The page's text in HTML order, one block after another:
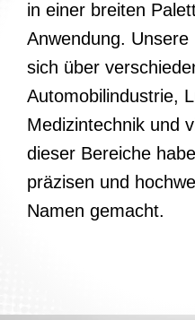
in einer breiten
Anwendung.
sich über
Automobilindustrie,
Medizintechnik und
dieser Bereiche
präzisen und
Namen gemacht.